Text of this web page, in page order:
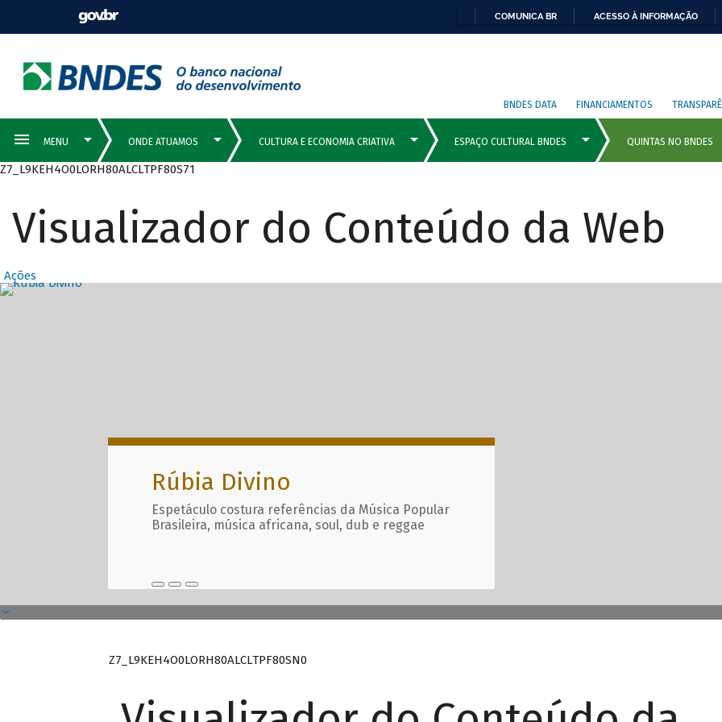
COMUNICA BR ACESSO À INFORMAÇÃO
BNDES DATA FINANCIAMENTOS
Z7_L9KEH4O0LORH80ALCLTPF80S71
Visualizador do Conteúdo da Web
Ações
Destaques Principais com
Rúbia Divino
Espetáculo costura referências da Música Popular
Brasileira, música africana, soul, dub e reggae
Z7_L9KEH4O0LORH80ALCLTPF80SN0